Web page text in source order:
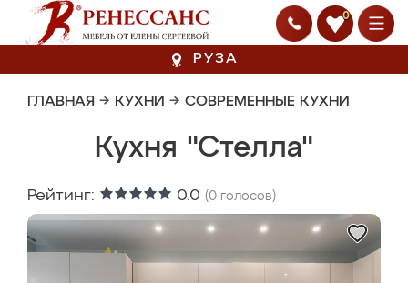
0
РУЗА
ГЛАВНАЯ → КУХНИ → СОВРЕМЕННЫЕ КУХНИ
Кухня "Стелла"
Рейтинг: 0.0 (0 голосов)